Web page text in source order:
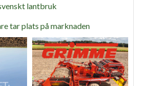
lantbruk
tar plats på marknaden